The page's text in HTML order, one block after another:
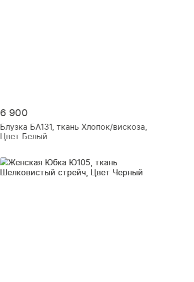
6 900
Блузка БА131, ткань Хлопок/вискоза,
Цвет Белый